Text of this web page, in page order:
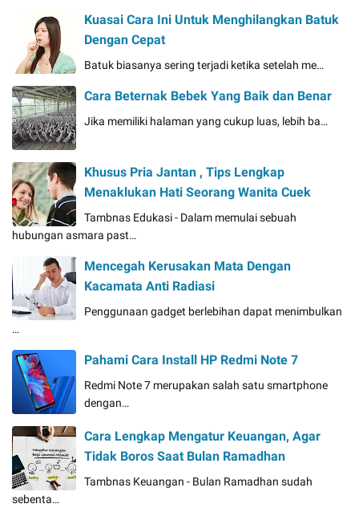
Kuasai Cara Ini Untuk Menghilangkan Batuk
Dengan Cepat
Batuk biasanya sering terjadi ketika setelah me…
Cara Beternak Bebek Yang Baik dan Benar
Jika memiliki halaman yang cukup luas, lebih ba…
Khusus Pria Jantan , Tips Lengkap
Menaklukan Hati Seorang Wanita Cuek
Tambnas Edukasi - Dalam memulai sebuah
hubungan asmara past…
Mencegah Kerusakan Mata Dengan
Kacamata Anti Radiasi
Penggunaan gadget berlebihan dapat menimbulkan
…
Pahami Cara Install HP Redmi Note 7
Redmi Note 7 merupakan salah satu smartphone
dengan…
Cara Lengkap Mengatur Keuangan, Agar
Tidak Boros Saat Bulan Ramadhan
Tambnas Keuangan - Bulan Ramadhan sudah
sebenta…